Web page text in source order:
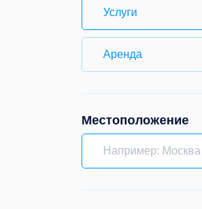
Услуги
Аренда
Местоположение